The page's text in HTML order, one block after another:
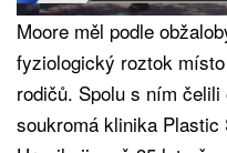
Moore měl podle
fyziologický roztok
rodičů. Spolu s ním
soukromá klinika